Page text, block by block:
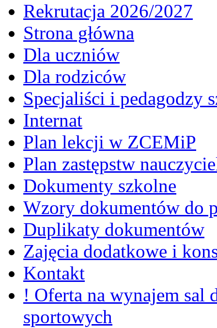
Rekrutacja 2026/2027
Strona główna
Dla uczniów
Dla rodziców
Specjaliści i pedagodzy
Internat
Plan lekcji w ZCEMiP
Plan zastępstw
Dokumenty szkolne
Wzory dokumentów do
Duplikaty dokumentów
Zajęcia dodatkowe i
Kontakt
! Oferta na wynajem
sportowych